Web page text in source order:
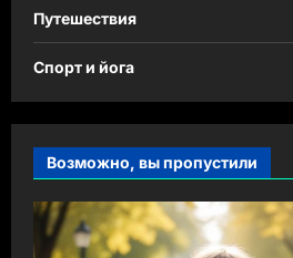
Путешествия
Спорт и йога
Возможно, вы пропустили